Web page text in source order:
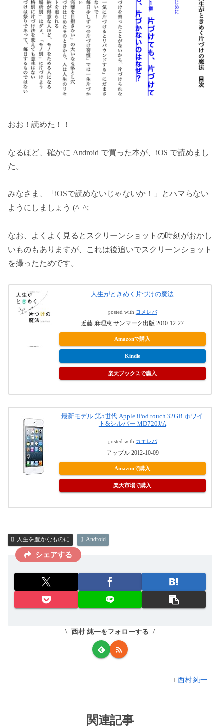
おお！読めた！！
なるほど、確かに Android で買った本が、iOS で読めまし
た。
みなさま、「iOSで読めないじゃないか！」とハマらない
ようにしましょう (^_^;
なお、よくよく見るとスクリーンショットの時刻がおかし
いものもありますが、これは後追いでスクリーンショット
を撮ったためです。
人生がときめく片づけの魔法
posted with ヨメレバ
近藤 麻理恵 サンマーク出版 2010-12-27
Amazonで購入
Kindle
楽天ブックスで購入
最新モデル 第5世代 Apple iPod touch 32GB ホワイ
ト&シルバー MD720J/A
posted with カエレバ
アップル 2012-10-09
Amazonで購入
楽天市場で購入
人生を豊かなものに Android
シェアする
西村 純一をフォローする
西村 純一
関連記事